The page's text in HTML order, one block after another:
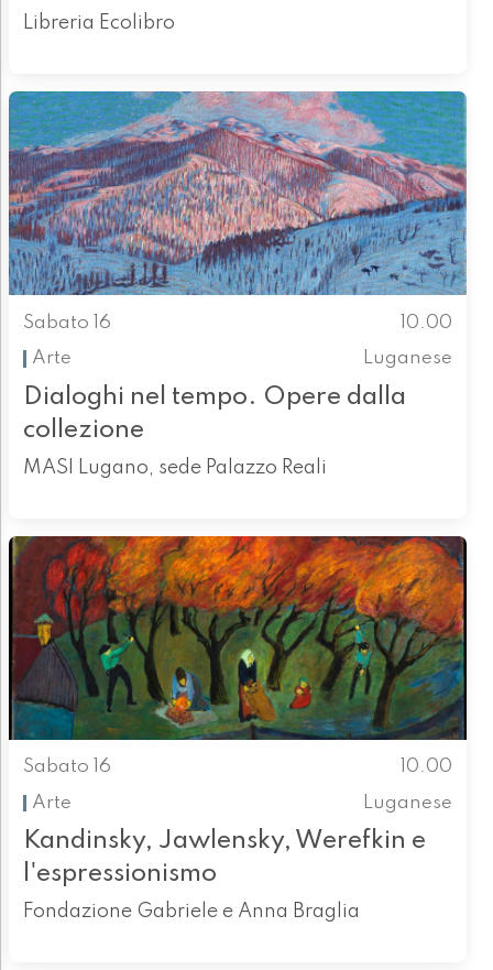
Libreria Ecolibro
Sabato 16
10.00
Arte
Luganese
Dialoghi nel tempo. Opere dalla
collezione
MASI Lugano, sede Palazzo Reali
Sabato 16
10.00
Arte
Luganese
Kandinsky, Jawlensky, Werefkin e
l'espressionismo
Fondazione Gabriele e Anna Braglia